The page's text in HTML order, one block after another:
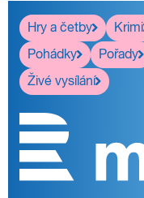
Hry a četby
Krimi
Pohádky
Pořady
Živé vysílání